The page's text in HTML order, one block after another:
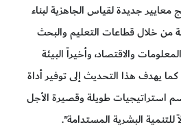
معايير جديدة لقياس الجاهزية لبناء
من خلال قطاعات التعليم والبحث
والاقتصاد، وأخيراً البيئة
يهدف هذا التحديث إلى توفير أداة
استراتيجيات طويلة وقصيرة الأجل
البشرية المستدامة".